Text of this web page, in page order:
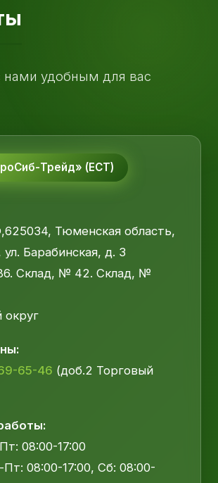
нами удобным для вас
Трейд» (ЕСТ)
Тюменская область,
Барабинская, д. 3
Склад, № 42. Склад, №
округ
65-46 (доб.2 Торговый
08:00-17:00
08:00-17:00, Сб: 08:00-